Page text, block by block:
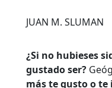
JUAN M. SLUMAN
¿Si no hubieses
gustado ser?
más te gusto o